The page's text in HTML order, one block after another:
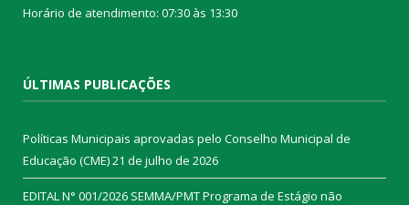
Horário de atendimento: 07:30 às 13:30
ÚLTIMAS PUBLICAÇÕES
Políticas Municipais aprovadas pelo Conselho Municipal de
Educação (CME)21 de julho de 2026
EDITAL N° 001/2026 SEMMA/PMT Programa de Estágio não